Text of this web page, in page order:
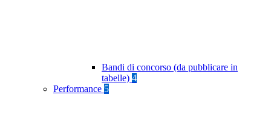
Bandi di concorso (da pubblicare in
tabelle) 4
Performance 5